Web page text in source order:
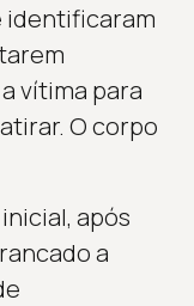
identificaram
vítima para
O corpo
após
a